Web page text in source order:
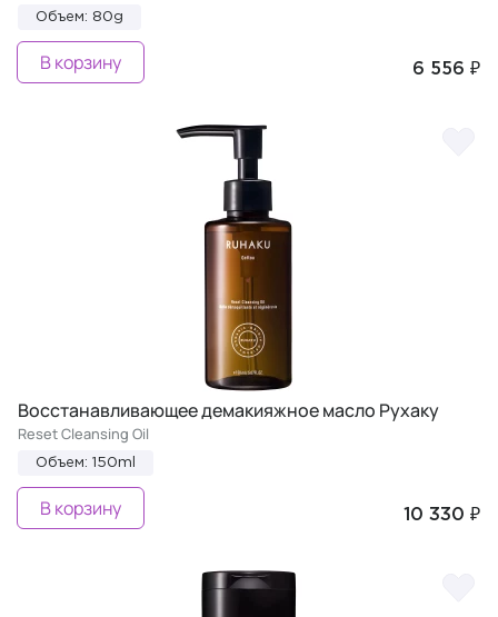
Объем: 80g
6 556 ₽
В корзину
Восстанавливающее демакияжное масло Рухаку
Reset Cleansing Oil
Объем: 150ml
10 330 ₽
В корзину